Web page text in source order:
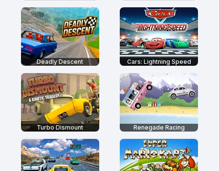
Deadly Descent Cars: Lightning Speed
Turbo Dismount Renegade Racing